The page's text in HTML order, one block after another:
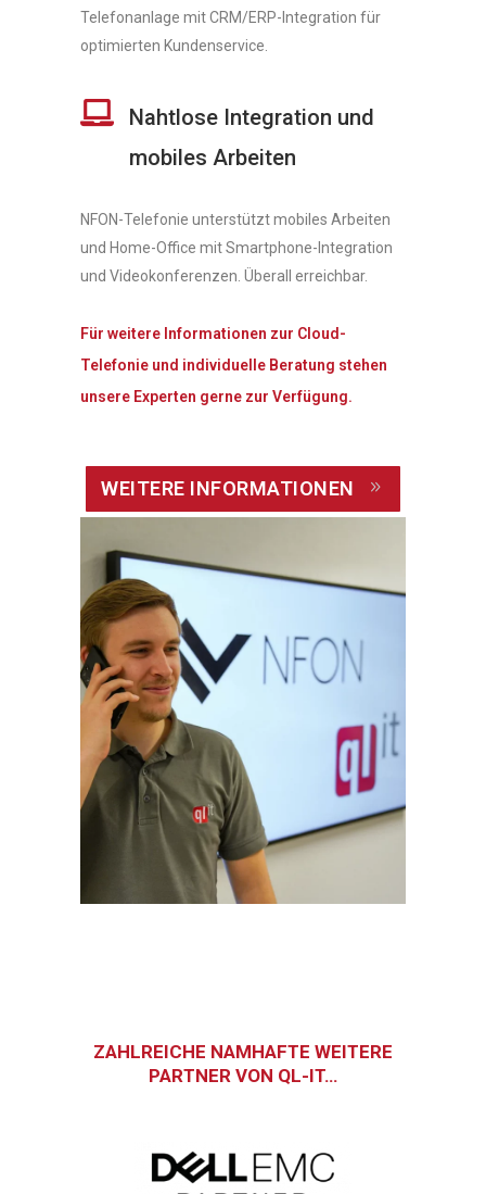
Telefonanlage mit CRM/ERP-Integration für
optimierten Kundenservice.
Nahtlose Integration und
mobiles Arbeiten
NFON-Telefonie unterstützt mobiles Arbeiten
und Home-Office mit Smartphone-Integration
und Videokonferenzen. Überall erreichbar.
Für weitere Informationen zur Cloud-
Telefonie und individuelle Beratung stehen
unsere Experten gerne zur Verfügung.
WEITERE INFORMATIONEN
ZAHLREICHE NAMHAFTE WEITERE
PARTNER VON QL-IT…